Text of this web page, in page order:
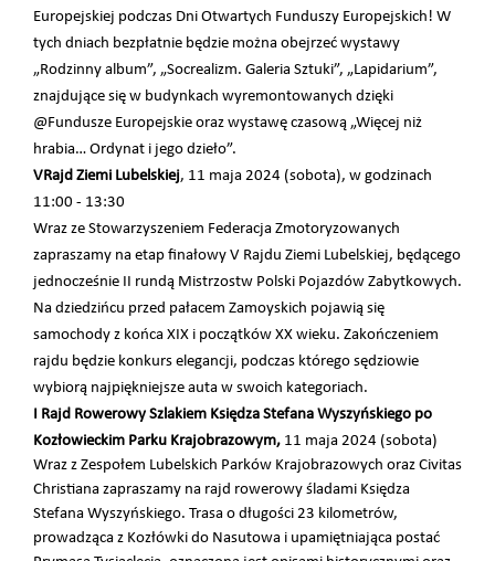
Europejskiej podczas Dni Otwartych Funduszy Europejskich! W
tych dniach bezpłatnie będzie można obejrzeć wystawy
„Rodzinny album”, „Socrealizm. Galeria Sztuki”, „Lapidarium”,
znajdujące się w budynkach wyremontowanych dzięki
@Fundusze Europejskie oraz wystawę czasową „Więcej niż
hrabia… Ordynat i jego dzieło”.
VRajd Ziemi Lubelskiej, 11 maja 2024 (sobota), w godzinach
11:00 - 13:30
Wraz ze Stowarzyszeniem Federacja Zmotoryzowanych
zapraszamy na etap finałowy V Rajdu Ziemi Lubelskiej, będącego
jednocześnie II rundą Mistrzostw Polski Pojazdów Zabytkowych.
Na dziedzińcu przed pałacem Zamoyskich pojawią się
samochody z końca XIX i początków XX wieku. Zakończeniem
rajdu będzie konkurs elegancji, podczas którego sędziowie
wybiorą najpiękniejsze auta w swoich kategoriach.
I Rajd Rowerowy Szlakiem Księdza Stefana Wyszyńskiego po
Kozłowieckim Parku Krajobrazowym, 11 maja 2024 (sobota)
Wraz z Zespołem Lubelskich Parków Krajobrazowych oraz Civitas
Christiana zapraszamy na rajd rowerowy śladami Księdza
Stefana Wyszyńskiego. Trasa o długości 23 kilometrów,
prowadząca z Kozłówki do Nasutowa i upamiętniająca postać